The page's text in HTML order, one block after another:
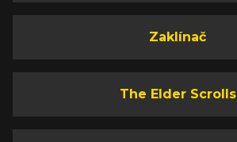
Zaklínač
The Elder Scrolls